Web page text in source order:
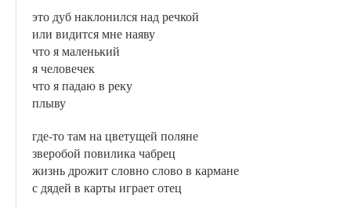
это дуб наклонился над речкой
или видится мне наяву
что я маленький
я человечек
что я падаю в реку
плыву
где-то там на цветущей поляне
зверобой повилика чабрец
жизнь дрожит словно слово в кармане
с дядей в карты играет отец